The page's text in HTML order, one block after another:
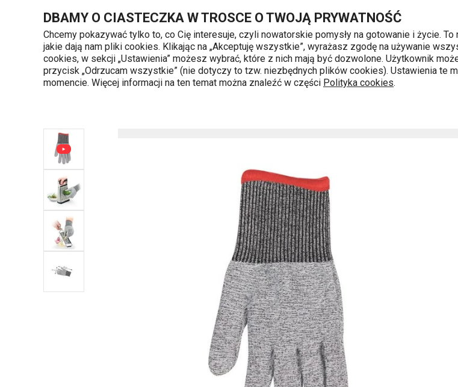
DBAMY O CIASTECZKA W TROSCE O TWOJĄ PRYWATNOŚĆ
Chcemy pokazywać tylko to, co Cię interesuje, czyli nowatorskie pomysły na gotowanie i życie.
jakie dają nam pliki cookies. Klikając na „Akceptuję wszystkie”, wyrażasz zgodę na używanie
cookies, w sekcji „Ustawienia” możesz wybrać, które z nich mają być dozwolone. Użytkownik
przycisk „Odrzucam wszystkie” (nie dotyczy to tzw. niezbędnych plików cookies). Ustawienia te
momencie. Więcej informacji na ten temat można znaleźć w części Polityka cookies.
Przejdź do głównej
Przejdź do wyszukiwania
Przejdź do nawigacji
Kategorie produktów 720 809 700
Poniedziałek - piątek od 8 do 16